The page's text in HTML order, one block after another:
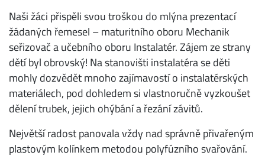
Naši žáci přispěli svou troškou do mlýna prezentací
žádaných řemesel – maturitního oboru Mechanik
seřizovač a učebního oboru Instalatér. Zájem ze strany
dětí byl obrovský! Na stanovišti instalatéra se děti
mohly dozvědět mnoho zajímavostí o instalatérských
materiálech, pod dohledem si vlastnoručně vyzkoušet
dělení trubek, jejich ohýbání a řezání závitů.
Největší radost panovala vždy nad správně přivařeným
plastovým kolínkem metodou polyfúzního svařování.